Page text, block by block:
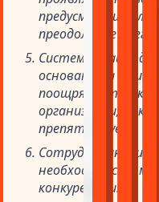
преодоление
Система
основана на
поощряет тех, кто
организации,
препятствует.
Сотрудничающий
необходимости
конкуренции.